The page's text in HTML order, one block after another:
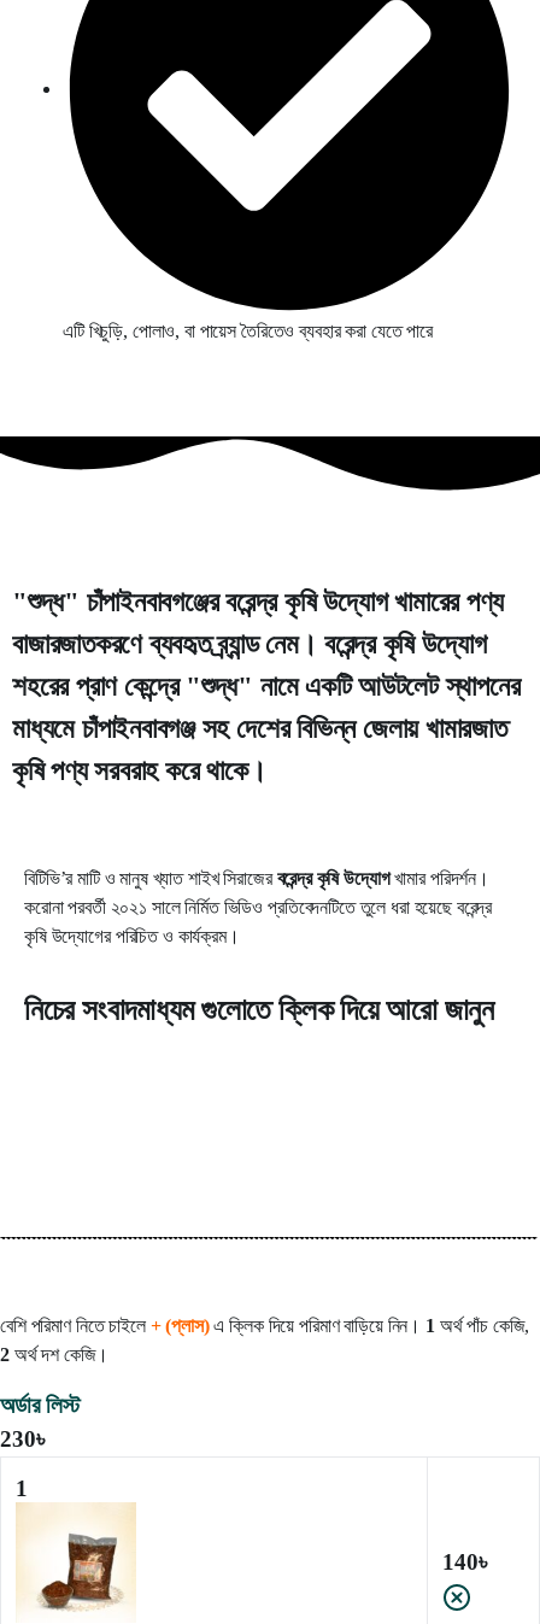
এটি খিচুড়ি, পোলাও, বা পায়েস তৈরিতেও ব্যবহার করা যেতে পারে
"শুদ্ধ" চাঁপাইনবাবগঞ্জের বরেন্দ্র কৃষি উদ্যোগ খামারের পণ্য
বাজারজাতকরণে ব্যবহৃত ব্র্যান্ড নেম।বরেন্দ্র কৃষি উদ্যোগ
শহরের প্রাণ কেন্দ্রে "শুদ্ধ" নামে একটি আউটলেট স্থাপনের
মাধ্যমে চাঁপাইনবাবগঞ্জ সহ দেশের বিভিন্ন জেলায় খামারজাত
কৃষি পণ্য সরবরাহ করে থাকে।
বিটিভি’র মাটি ও মানুষ খ্যাত শাইখ সিরাজেরবরেন্দ্র কৃষি উদ্যোগখামার পরিদর্শন।
করোনা পরবর্তী ২০২১ সালে নির্মিত ভিডিও প্রতিবেদনটিতে তুলে ধরা হয়েছে বরেন্দ্র
কৃষি উদ্যোগের পরিচিত ও কার্যক্রম।
নিচের সংবাদমাধ্যম গুলোতে ক্লিক দিয়ে আরো জানুন
বেশি পরিমাণ নিতে চাইলে+ (প্লাস)এ ক্লিক দিয়ে পরিমাণ বাড়িয়ে নিন। 1 অর্থ পাঁচ কেজি,
2অর্থ দশ কেজি।
অর্ডার লিস্ট
230৳
1
140৳